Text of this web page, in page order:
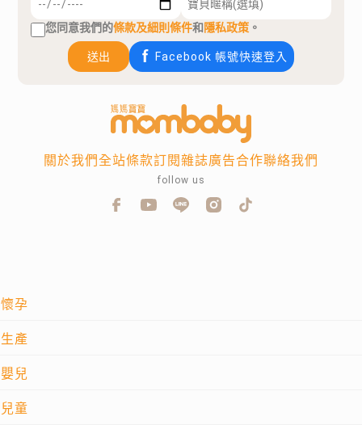
您同意我們的條款及細則條件和隱私政策 。
送出 Facebook 帳號快速登入
懷孕
生產
嬰兒
兒童
關於我們全站條款訂閱雜誌廣告合作聯絡我們
follow us